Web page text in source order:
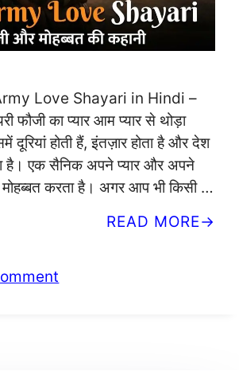
Love Shayari in Hindi –
फौजी का प्यार आम प्यार से थोड़ा
दूरियां होती हैं, इंतज़ार होता है और देश
है। एक सैनिक अपने प्यार और अपने
करता है। अगर आप भी किसी …
READ MORE